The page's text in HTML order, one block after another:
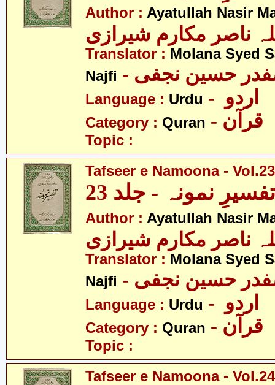
Author : Ayatullah Nasir
ناصر مکارم شیرازی
Translator : Molana Syed
Najfi
صفدر حسین نجفی
Language : Urdu
Category : Quran - قرآن
Topic :
Tafseer e Namoona - Vol.23
تفسیرِ نمونہ - جلد 23
Author : Ayatullah Nasir
ناصر مکارم شیرازی
Translator : Molana Syed
Najfi
صفدر حسین نجفی
Language : Urdu
Category : Quran - قرآن
Topic :
Tafseer e Namoona - Vol.24